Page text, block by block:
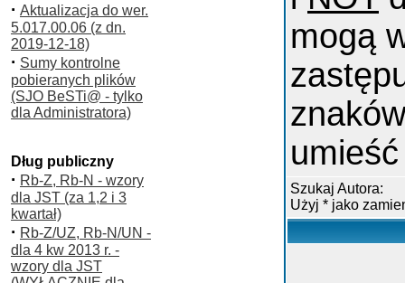
· Aktualizacja do wer.
5.017.00.06 (z dn.
2019-12-18)
· Sumy kontrolne
pobieranych plików
(SJO BeSTi@ - tylko
dla Administratora)
Dług publiczny
· Rb-Z, Rb-N - wzory
dla JST (za 1,2 i 3
kwartał)
· Rb-Z/UZ, Rb-N/UN -
dla 4 kw 2013 r. -
wzory dla JST
mogą
Szukaj Autora:
Użyj * jako